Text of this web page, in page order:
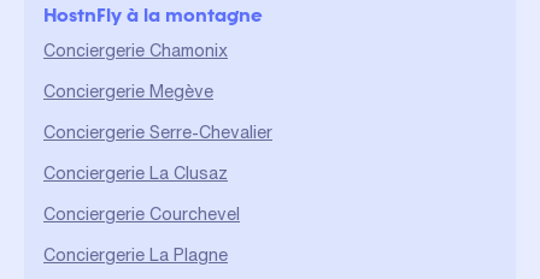
HostnFly à la montagne
Conciergerie Chamonix
Conciergerie Megève
Conciergerie Serre-Chevalier
Conciergerie La Clusaz
Conciergerie Courchevel
Conciergerie La Plagne